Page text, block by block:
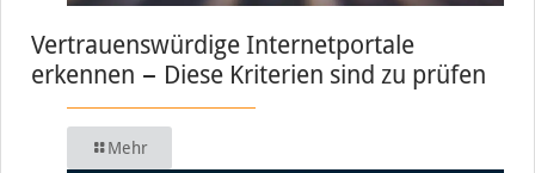
Vertrauenswürdige Internetportale
erkennen − Diese Kriterien sind zu prüfen
Mehr